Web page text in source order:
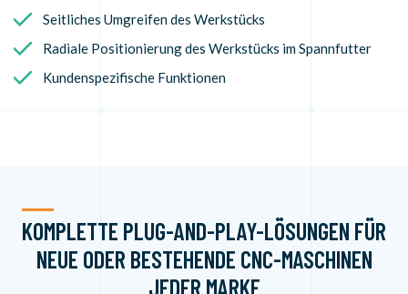
Seitliches Umgreifen des Werkstücks
Radiale Positionierung des Werkstücks im Spannfutter
Kundenspezifische Funktionen
KOMPLETTE PLUG-AND-PLAY-LÖSUNGEN FÜR
NEUE ODER BESTEHENDE CNC-MASCHINEN
JEDER MARKE